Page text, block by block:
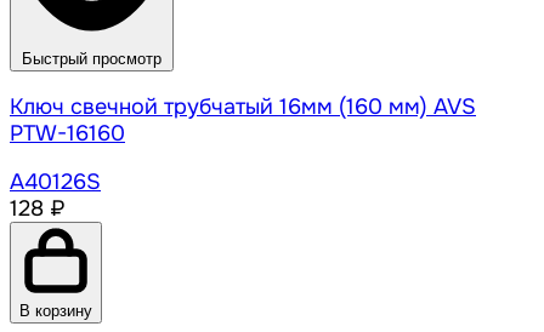
Быстрый просмотр
Ключ свечной трубчатый 16мм (160 мм) AVS
PTW-16160
A40126S
128 ₽
В корзину